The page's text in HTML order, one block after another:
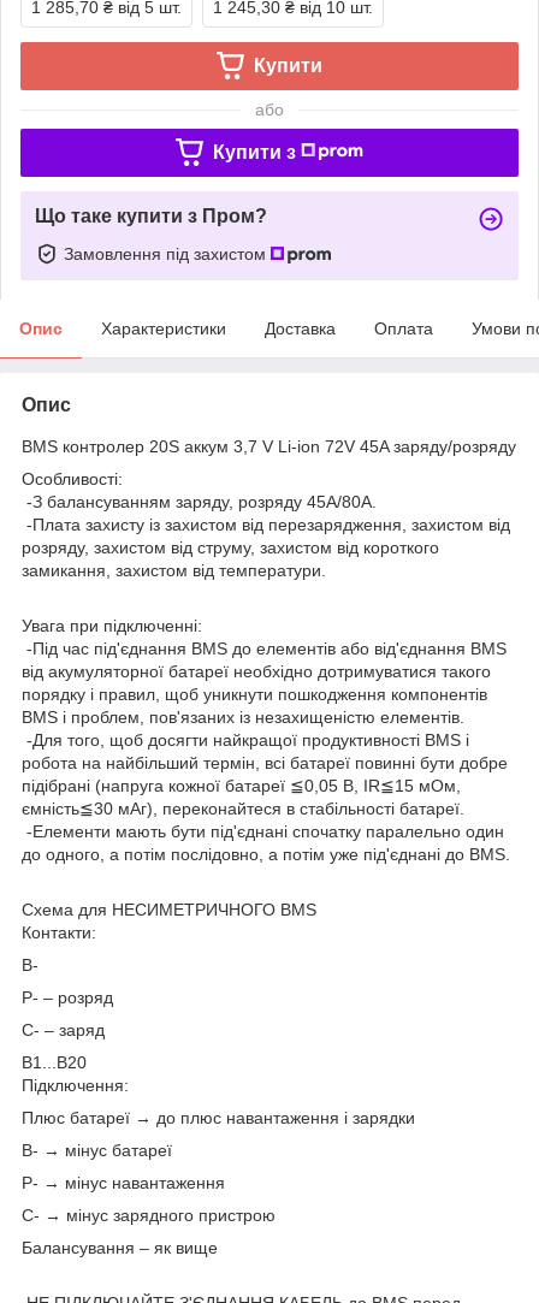
1 285,70 ₴ від 5 шт. 1 245,30 ₴ від 10 шт.
Купити
або
Купити з
Що таке купити з Пром?
Замовлення під захистом
Опис Характеристики Доставка Оплата Умови
Опис
BMS контролер 20S аккум 3,7 V Li-ion 72V 45A заряду/розряду
Особливості:
-З балансуванням заряду, розряду 45А/80А.
-Плата захисту із захистом від перезарядження, захистом від
розряду, захистом від струму, захистом від короткого
замикання, захистом від температури.
Увага при підключенні:
-Під час під'єднання BMS до елементів або від'єднання BMS
від акумуляторної батареї необхідно дотримуватися такого
порядку і правил, щоб уникнути пошкодження компонентів
BMS і проблем, пов'язаних із незахищеністю елементів.
-Для того, щоб досягти найкращої продуктивності BMS і
робота на найбільший термін, всі батареї повинні бути добре
підібрані (напруга кожної батареї ≦0,05 В, IR≦15 мОм,
ємність≦30 мАг), переконайтеся в стабільності батареї.
-Елементи мають бути під'єднані спочатку паралельно один
до одного, а потім послідовно, а потім уже під'єднані до BMS.
Схема для НЕСИМЕТРИЧНОГО BMS
Контакти:
B-
P- – розряд
C- – заряд
B1...B20
Підключення:
Плюс батареї → до плюс навантаження і зарядки
B- → мінус батареї
P- → мінус навантаження
C- → мінус зарядного пристрою
Балансування – як вище